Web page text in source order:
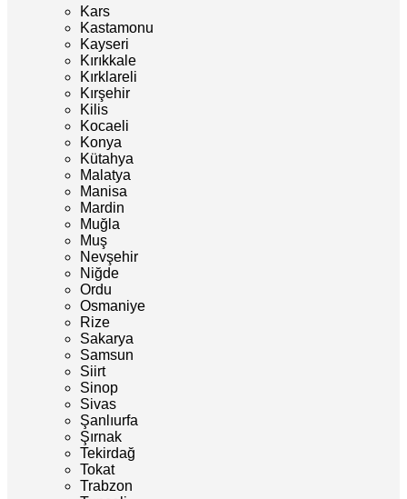
Kars
Kastamonu
Kayseri
Kırıkkale
Kırklareli
Kırşehir
Kilis
Kocaeli
Konya
Kütahya
Malatya
Manisa
Mardin
Muğla
Muş
Nevşehir
Niğde
Ordu
Osmaniye
Rize
Sakarya
Samsun
Siirt
Sinop
Sivas
Şanlıurfa
Şırnak
Tekirdağ
Tokat
Trabzon